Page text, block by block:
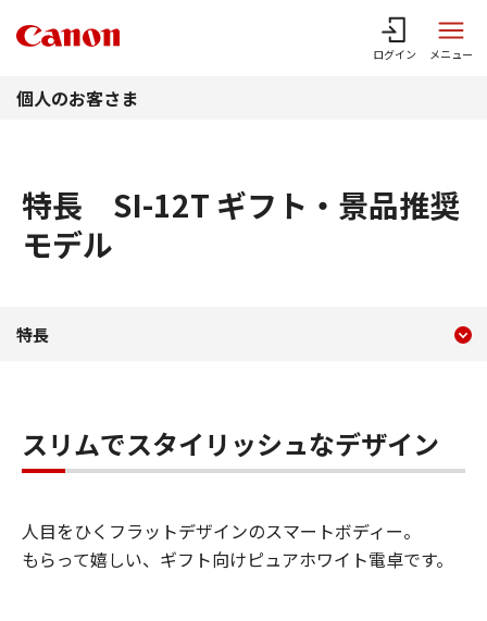
ログイン メニュー
個人のお客さま
特長 SI-12T ギフト・景品推奨
モデル
特長 SI-12T ギフト・景
特長
スリムでスタイリッシュなデザイン
人目をひくフラットデザインのスマートボディー。
もらって嬉しい、ギフト向けピュアホワイト電卓です。